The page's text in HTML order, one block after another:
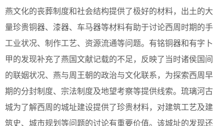
燕文化的丧葬制度和社会结构提供了极好的材料，出土的大
量珍贵铜器、漆器、车马器等材料有助于讨论西周时期的手
工业状况、制作工艺、资源流通等问题。有铭铜器和有字卜
甲的发现补充了燕国文献记载的不足，反映了当时诸侯国间
的联姻状况、燕与周王朝的政治与文化联系，为探索西周早
期的分封制度、宗法制度及地望考察等提供线索。琉璃河古
城为了解西周的城址建设提供了珍贵材料，对建筑工艺及建
筑史、城市规划等问题的讨论有重要价值。该城址的发现还